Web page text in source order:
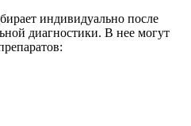
индивидуально после
диагностики. В нее могут